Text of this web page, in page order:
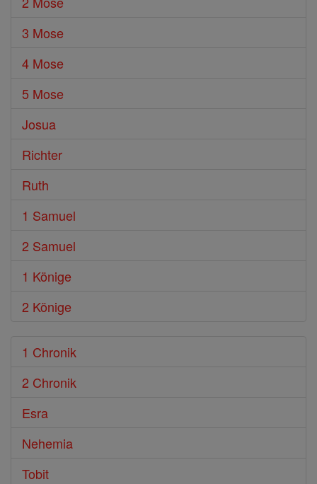
3 Mose
4 Mose
5 Mose
Josua
Richter
Ruth
1 Samuel
2 Samuel
1 Könige
2 Könige
1 Chronik
2 Chronik
Esra
Nehemia
Tobit